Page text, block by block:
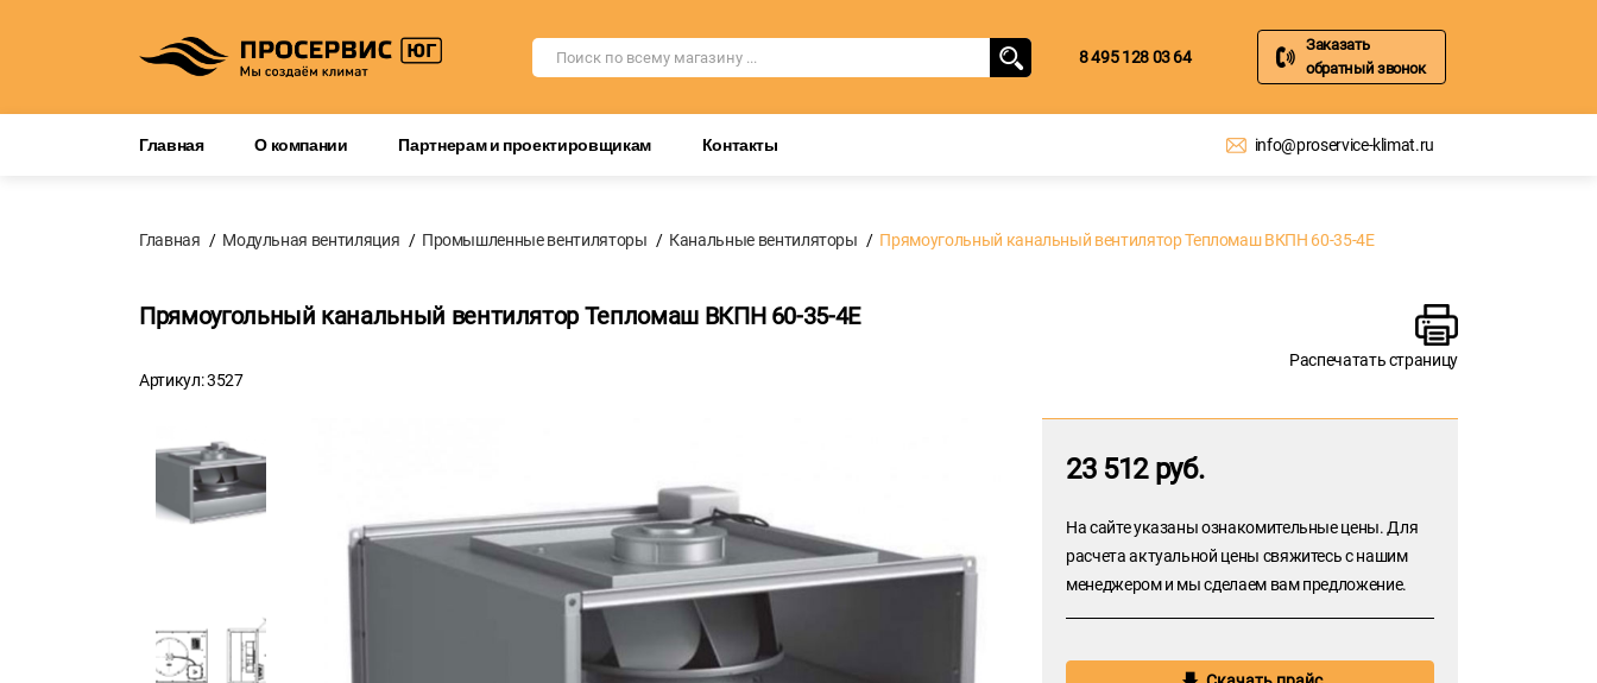
8 495 128 03 64
Заказать
обратный звонок
Главная О компании Партнерам и проектировщикам Контакты info@proservice-klimat.ru
Главная Модульная вентиляция Промышленные вентиляторы Канальные вентиляторы Прямоугольный канальный вентилятор Тепломаш ВКПН 60-35-4E
Прямоугольный канальный вентилятор Тепломаш ВКПН 60-35-4E
Артикул: 3527
Распечатать страницу
23 512 руб.
На сайте указаны ознакомительные цены. Для
расчета актуальной цены свяжитесь с нашим
менеджером и мы сделаем вам предложение.